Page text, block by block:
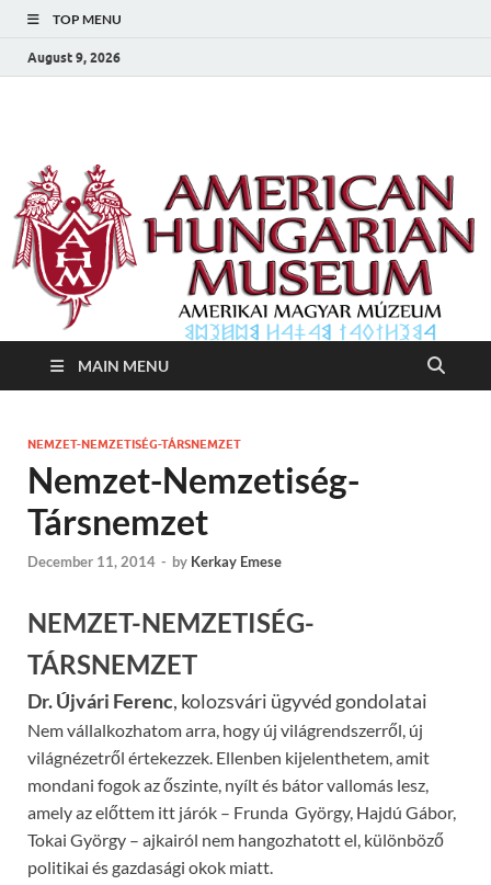
TOP MENU
August 9, 2026
Amerikai Magyar
Múzeum
MAIN MENU
NEMZET-NEMZETISÉG-TÁRSNEMZET
Nemzet-Nemzetiség-
Társnemzet
December 11, 2014 - by Kerkay Emese
NEMZET-NEMZETISÉG-
TÁRSNEMZET
Dr. Újvári Ferenc, kolozsvári ügyvéd gondolatai
Nem vállalkozhatom arra, hogy új világrendszerről, új
világnézetről értekezzek. Ellenben kijelenthetem, amit
mondani fogok az őszinte, nyílt és bátor vallomás lesz,
amely az előttem itt járók – Frunda György, Hajdú Gábor,
Tokai György – ajkairól nem hangozhatott el, különböző
politikai és gazdasági okok miatt.